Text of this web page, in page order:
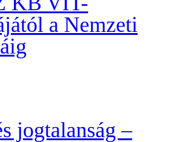
a Nemzeti
jogtalanság –